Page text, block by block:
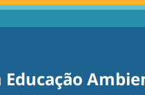
Educação